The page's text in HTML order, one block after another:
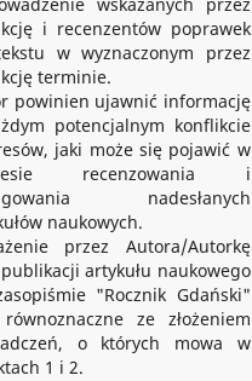
i recenzentów poprawek
w wyznaczonym przez
terminie.
powinien ujawnić informację
potencjalnym konflikcie
jaki może się pojawić w
recenzowania i
nadesłanych
naukowych.
przez Autora/Autorkę
artykułu naukowego
"Rocznik Gdański"
ze złożeniem
o których mowa w
1 i 2.